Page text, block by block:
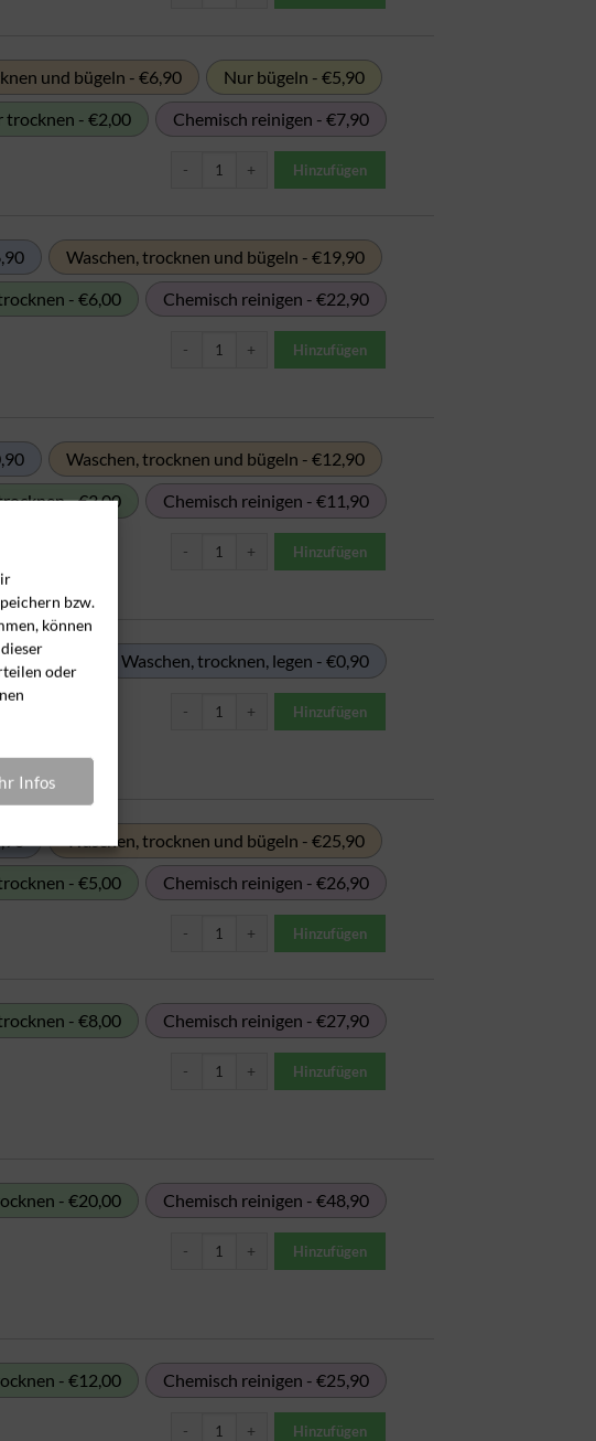
bzw.
können
oder
Infos
und bügeln - €6,90
Nur bügeln - €5,90
trocknen - €2,00
Chemisch reinigen - €7,90
Hinzufügen
Waschen, trocknen und bügeln - €19,90
- €6,00 Chemisch reinigen - €22,90
Hinzufügen
Waschen, trocknen und bügeln - €12,90
- €3,00 Chemisch reinigen - €11,90
Hinzufügen
Waschen, trocknen, legen - €0,90
Hinzufügen
Waschen, trocknen und bügeln - €25,90
- €5,00 Chemisch reinigen - €26,90
Hinzufügen
- €8,00 Chemisch reinigen - €27,90
Hinzufügen
- €20,00 Chemisch reinigen - €48,90
Hinzufügen
- €12,00 Chemisch reinigen - €25,90
Hinzufügen